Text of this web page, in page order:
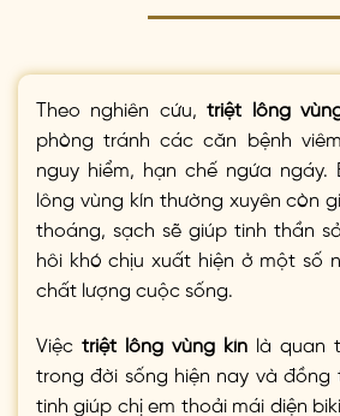
Theo nghiên cứu,triệt lông
phòng tránh các căn bệnh
nguy hiểm, hạn chế ngứa ngáy.
lông vùng kín thường xuyên còn
thoáng, sạch sẽ giúp tinh thần
hôi khó chịu xuất hiện ở một số
chất lượng cuộc sống.
Việc triệt lông vùng kín là quan
trong đời sống hiện nay và đồng
tinh giúp chị em thoải mái diện